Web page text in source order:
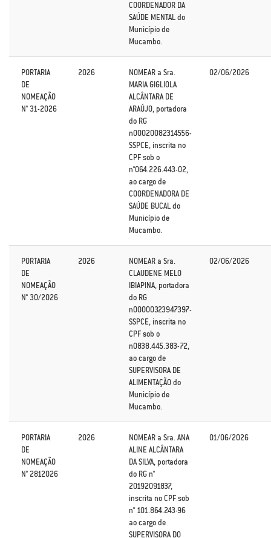
COORDENADOR DA
SAÚDE MENTAL do
Município de
Mucambo.
PORTARIA
DE
NOMEAÇÃO
N° 31-2026
2026
NOMEAR a Sra.
MARIA GIGLIOLA
ALCÂNTARA DE
ARAÚJO, portadora
do RG
n00020082314556-
SSPCE, inscrita no
CPF sob o
n°064.226.443-02,
ao cargo de
COORDENADORA DE
SAÚDE BUCAL do
Município de
Mucambo.
02/06/2026
PORTARIA
DE
NOMEAÇÃO
N° 30/2026
2026
NOMEAR a Sra.
CLAUDENE MELO
IBIAPINA, portadora
do RG
n00000323947397-
SSPCE, inscrita no
CPF sob o
n0838.445.383-72,
ao cargo de
SUPERVISORA DE
ALIMENTAÇÃO do
Município de
Mucambo.
02/06/2026
PORTARIA
DE
NOMEAÇÃO
N° 2812026
2026
NOMEAR a Sra. ANA
ALINE ALCÂNTARA
DA SILVA, portadora
do RG n°
20192091837,
inscrita no CPF sob
n° 101.864.243-96
ao cargo de
SUPERVISORA DO
01/06/2026